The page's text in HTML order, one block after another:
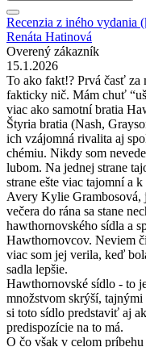
Recenzia z iného vydania
Renáta Hatinová
Overený zákazník
15.1.2026
To ako fakt!? Prvá časť za
fakticky nič. Mám chuť
viac ako samotní bratia
Štyria bratia (Nash,
ich vzájomná rivalita aj
chémiu. Nikdy som
lubom. Na jednej strane
strane ešte viac tajomní a
Avery Kylie Grambosová,
večera do rána sa stane
hawthornovského sídla a
Hawthornovcov. Neviem
viac som jej verila, keď
sadla lepšie.
Hawthornovské sídlo - to
množstvom skrýší,
si toto sídlo predstaviť aj
predispozície na to má.
O čo však v celom